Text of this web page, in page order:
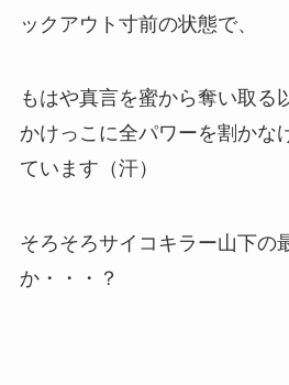
ックアウト寸前の状態で、
もはや真言を蜜から奪い取る
かけっこに全パワーを割かな
ています（汗）
そろそろサイコキラー山下の
か・・・？